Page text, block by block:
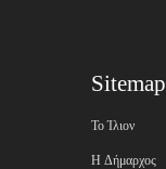
Sitemap
Το Ίλιον
H Δήμαρχος